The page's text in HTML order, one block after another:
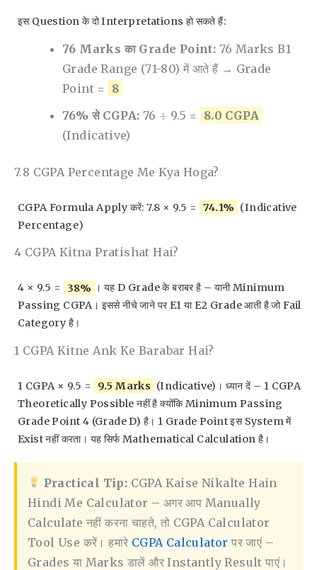
इस Question के दो Interpretations हो सकते हैं:
76 Marks का Grade Point: 76 Marks B1
Grade Range (71-80) में आते हैं → Grade
Point =
8
76% से CGPA: 76 ÷ 9.5 =
8.0 CGPA
(indicative)
7.8 CGPA Percentage Me Kya Hoga?
CGPA Formula Apply करें: 7.8 × 9.5 = 74.1% (indicative
Percentage)
4 CGPA Kitna Pratishat Hai?
4 × 9.5 = 38%
। यह D Grade के बराबर है – यानी Minimum
Passing CGPA। इससे नीचे जाने पर E1 या E2 Grade आती है जो Fail
Category है।
1 CGPA Kitne Ank Ke Barabar Hai?
1 CGPA × 9.5 = 9.5 Marks (indicative)। ध्यान दें – 1 CGPA
Theoretically Possible नहीं है क्योंकि Minimum Passing
Grade Point 4 (Grade D) है। 1 Grade Point इस System में
Exist नहीं करता। यह सिर्फ Mathematical Calculation है।
Practical Tip: CGPA Kaise Nikalte Hain
Hindi Me Calculator – अगर आप Manually
Calculate नहीं करना चाहते, तो CGPA Calculator
Tool Use करें। हमारे CGPA Calculator पर जाएं –
Grades या Marks डालें और Instantly Result पाएं।